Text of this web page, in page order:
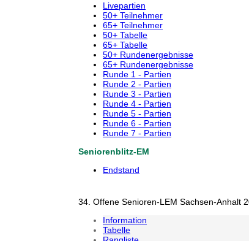
Livepartien
50+ Teilnehmer
65+ Teilnehmer
50+ Tabelle
65+ Tabelle
50+ Rundenergebnisse
65+ Rundenergebnisse
Runde 1 - Partien
Runde 2 - Partien
Runde 3 - Partien
Runde 4 - Partien
Runde 5 - Partien
Runde 6 - Partien
Runde 7 - Partien
Seniorenblitz-EM
Endstand
34. Offene Senioren-LEM Sachsen-Anhalt
Information
Tabelle